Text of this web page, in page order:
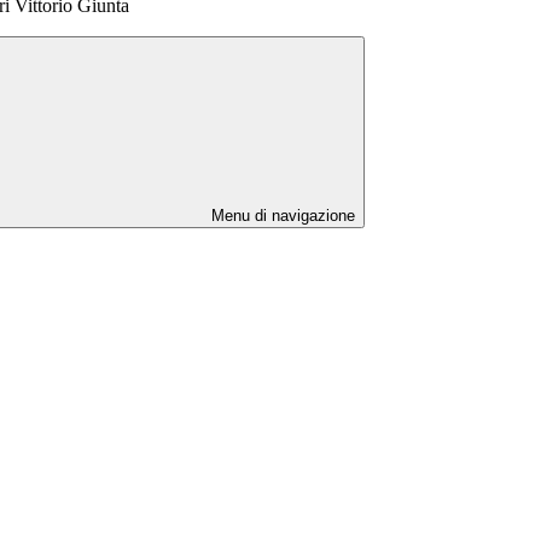
Vittorio Giunta
Menu di navigazione